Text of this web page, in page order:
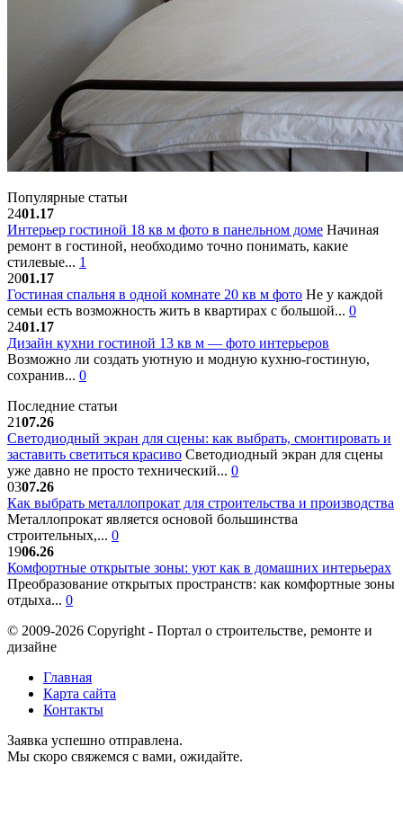
Популярные статьи
2401.17
Интерьер гостиной 18 кв м фото в панельном доме Начиная
ремонт в гостиной, необходимо точно понимать, какие
стилевые... 1
2001.17
Гостиная спальня в одной комнате 20 кв м фото Не у каждой
семьи есть возможность жить в квартирах с большой... 0
2401.17
Дизайн кухни гостиной 13 кв м — фото интерьеров
Возможно ли создать уютную и модную кухню-гостиную,
сохранив... 0
Последние статьи
2107.26
Светодиодный экран для сцены: как выбрать, смонтировать и
заставить светиться красиво Светодиодный экран для сцены
уже давно не просто технический... 0
0307.26
Как выбрать металлопрокат для строительства и производства
Металлопрокат является основой большинства
строительных,... 0
1906.26
Комфортные открытые зоны: уют как в домашних интерьерах
Преобразование открытых пространств: как комфортные зоны
отдыха... 0
© 2009-2026 Copyright - Портал о строительстве, ремонте и
дизайне
Главная
Карта сайта
Контакты
Заявка успешно отправлена.
Мы скоро свяжемся с вами, ожидайте.